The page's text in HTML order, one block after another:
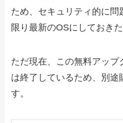
ため、セキュリティ的に問
限り最新のOSにしておき
ただ現在、この無料アップ
は終了しているため、別途
す。